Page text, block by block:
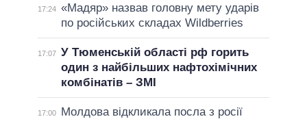
17:24 «Мадяр» назвав головну мету ударів
по російських складах Wildberries
17:07 У Тюменській області рф горить
один з найбільших нафтохімічних
комбінатів – ЗМІ
17:00
Молдова відкликала посла з росії